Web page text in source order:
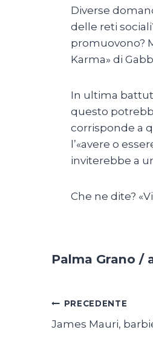
Diverse
delle reti
promuovono?
Karma» di
In ultima
questo
corrisponde a
l’«avere o
inviterebbe a
Che ne dite?
Palma Grano /
Navigazione
articoli
PRECEDENTE
James Mauri,